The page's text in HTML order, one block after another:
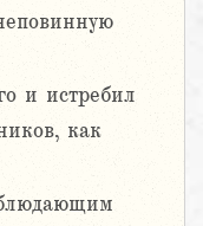
и истребил
как